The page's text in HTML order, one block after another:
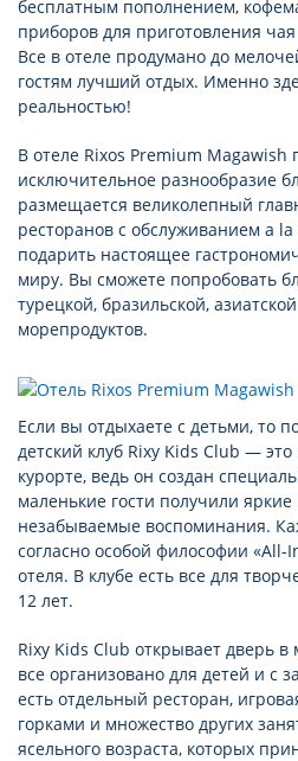
бесплатным пополнением,
приборов для приготовления
Все в отеле продумано до
гостям лучший отдых. Именно
реальностью!
В отеле Rixos Premium Magawish
исключительное разнообразие
размещается великолепный
ресторанов с обслуживанием a
подарить настоящее
миру. Вы сможете попробовать
турецкой, бразильской,
морепродуктов.
Если вы отдыхаете с детьми, то
детский клуб Rixy Kids Club —
курорте, ведь он создан
маленькие гости получили
незабываемые воспоминания.
согласно особой философии «All-
отеля. В клубе есть все для
12 лет.
Rixy Kids Club открывает дверь в
все организовано для детей и с
есть отдельный ресторан,
горками и множество других
ясельного возраста, которых